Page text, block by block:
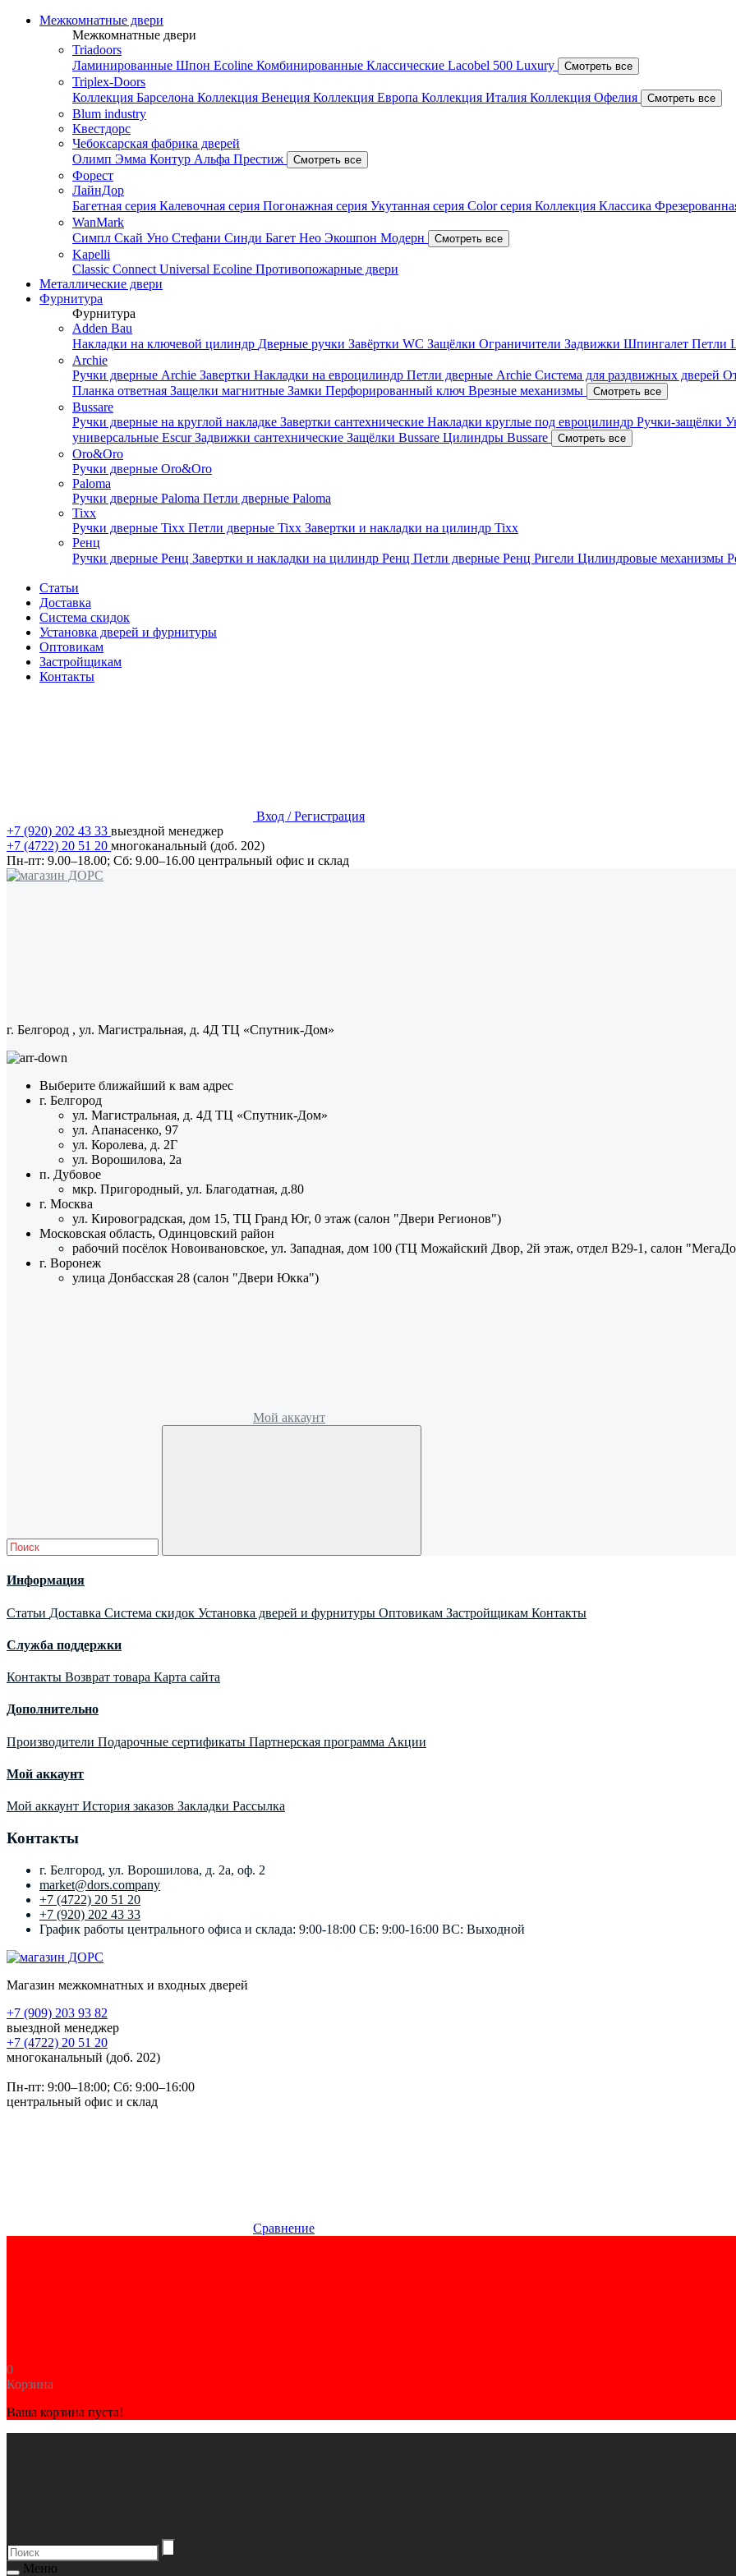
Межкомнатные двери
Межкомнатные двери
Triadoors
Ламинированные Шпон Ecoline Комбинированные Классические Lacobel 500 Luxury Смотреть все
Triplex-Doors
Коллекция Барселона Коллекция Венеция Коллекция Европа Коллекция Италия Коллекция Офелия Смотреть все
Blum industry
Квестдорс
Чебоксарская фабрика дверей
Олимп Эмма Контур Альфа Престиж Смотреть все
Форест
ЛайнДор
Багетная серия Калевочная серия Погонажная серия Укутанная серия Color серия Коллекция Классика
WanMark
Симпл Скай Уно Стефани Синди Багет Нео Экошпон Модерн Смотреть все
Kapelli
Classic Connect Universal Ecoline Противопожарные двери
Металлические двери
Фурнитура
Фурнитура
Adden Bau
Накладки на ключевой цилиндр Дверные ручки Завёртки WC Защёлки Ограничители Задвижки Шпингалет Петли
Archie
Ручки дверные Archie Завертки Накладки на евроцилиндр Петли дверные Archie Система для раздвижных дверей
Планка ответная Защелки магнитные Замки Перфорированный ключ Врезные механизмы Смотреть все
Bussare
Ручки дверные на круглой накладке Завертки сантехнические Накладки круглые под евроцилиндр Ручки-защёлки
универсальные EscurЗадвижки сантехнические Защёлки Bussare Цилиндры Bussare Смотреть все
Oro&Oro
Ручки дверные Oro&Oro
Paloma
Ручки дверные Paloma Петли дверные Paloma
Tixx
Ручки дверные Tixx Петли дверные Tixx Завертки и накладки на цилиндр Tixx
Ренц
Ручки дверные Ренц Завертки и накладки на цилиндр Ренц Петли дверные Ренц Ригели Цилиндровые механизмы
Статьи
Доставка
Система скидок
Установка дверей и фурнитуры
Оптовикам
Застройщикам
Контакты
Вход / Регистрация
+7 (920) 202 43 33 выездной менеджер
+7 (4722) 20 51 20 многоканальный (доб. 202)
Пн-пт: 9.00–18.00; Сб: 9.00–16.00 центральный офис и склад
г. Белгород , ул. Магистральная, д. 4Д ТЦ «Спутник-Дом»
Выберите ближайший к вам адрес
г. Белгород
ул. Магистральная, д. 4Д ТЦ «Спутник-Дом»
ул. Апанасенко, 97
ул. Королева, д. 2Г
ул. Ворошилова, 2а
п. Дубовое
мкр. Пригородный, ул. Благодатная, д.80
г. Москва
ул. Кировоградская, дом 15, ТЦ Гранд Юг, 0 этаж (салон "Двери Регионов")
Московская область, Одинцовский район
рабочий посёлок Новоивановское, ул. Западная, дом 100 (ТЦ Можайский Двор, 2й этаж, отдел В29-1, салон
г. Воронеж
улица Донбасская 28 (салон "Двери Юкка")
Мой аккаунт
Информация
Статьи Доставка Система скидок Установка дверей и фурнитуры Оптовикам Застройщикам Контакты
Служба поддержки
Контакты Возврат товара Карта сайта
Дополнительно
Производители Подарочные сертификаты Партнерская программа Акции
Мой аккаунт
Мой аккаунт История заказов Закладки Рассылка
Контакты
г. Белгород, ул. Ворошилова, д. 2а, оф. 2
market@dors.company
+7 (4722) 20 51 20
+7 (920) 202 43 33
График работы центрального офиса и склада: 9:00-18:00 СБ: 9:00-16:00 ВС: Выходной
Магазин межкомнатных и входных дверей
+7 (909) 203 93 82
выездной менеджер
+7 (4722) 20 51 20
многоканальный (доб. 202)
Пн-пт: 9:00–18:00; Сб: 9:00–16:00
центральный офис и склад
Сравнение
0
Корзина
Ваша корзина пуста!
Меню